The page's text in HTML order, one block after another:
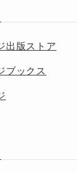
出版ストア
ブックス